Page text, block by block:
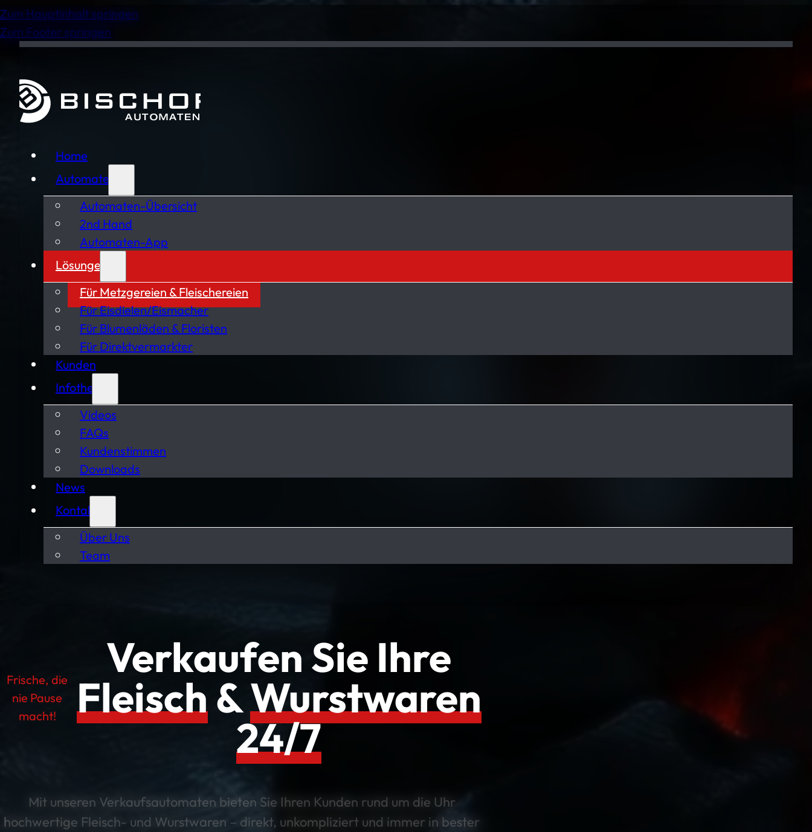
Zum Hauptinhalt springen
Zum Footer springen
Home
Automaten
Automaten-Übersicht
2nd Hand
Automaten-App
Lösungen
Für Metzgereien & Fleischereien
Für Eisdielen/Eismacher
Für Blumenläden & Floristen
Für Direktvermarkter
Kunden
Infothek
Videos
FAQs
Kundenstimmen
Downloads
News
Kontakt
Über Uns
Team
Verkaufen Sie Ihre
Fleisch&Wurstwaren
24/7
Frische, die
nie Pause
macht!
Mit unseren Verkaufsautomaten bieten Sie Ihren Kunden rund um die Uhr
hochwertige Fleisch- und Wurstwaren – direkt, unkompliziert und immer in bester